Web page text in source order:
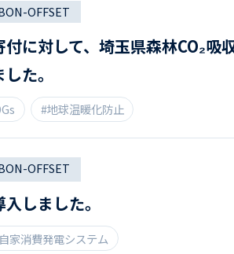
OFFSET
に対して、埼玉県森林CO₂吸
た。
#地球温暖化防止
OFFSET
しました。
家消費発電システム